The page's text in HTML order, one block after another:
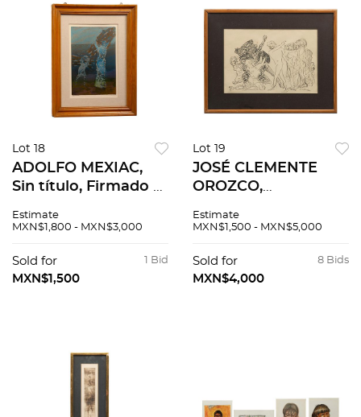
Lot 18
ADOLFO MEXIAC,
Sin título, Firmado y
Xilografía 67 / 100,
43 x 32 cm papel
Estimate
MXN$1,800 - MXN$3,000
1 Bid
Sold for
MXN$1,500
Lot 19
JOSÉ CLEMENTE
OROZCO,
carpeta 20 Dibujos
Orozco, Firmada
Zincografía sin
Estimate
MXN$1,500 - MXN$5,000
8 Bids
Sold for
MXN$4,000